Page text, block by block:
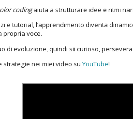
codingaiuta a strutturare idee e ritmi
e tutorial, l’apprendimento diventa
propria voce.
di evoluzione, quindi sii curioso,
strategie nei miei video su YouTube!